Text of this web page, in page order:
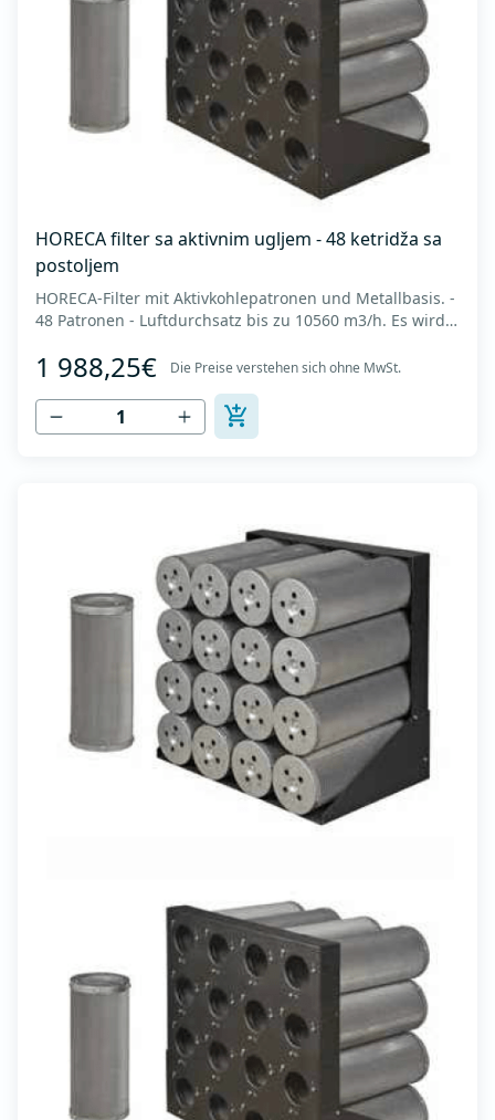
HORECA filter sa aktivnim ugljem - 48 ketridža sa
postoljem
HORECA-Filter mit Aktivkohlepatronen und Metallbasis. -
48 Patronen - Luftdurchsatz bis zu 10560 m3/h. Es wird
eingesetzt, die nach der elektrostatischen Luftfiltration
zurückbleiben. Es besteht aus mikroporösen
zylindrischen Körnern mit einer Größ...
1 988,25€ Die Preise verstehen sich ohne MwSt.